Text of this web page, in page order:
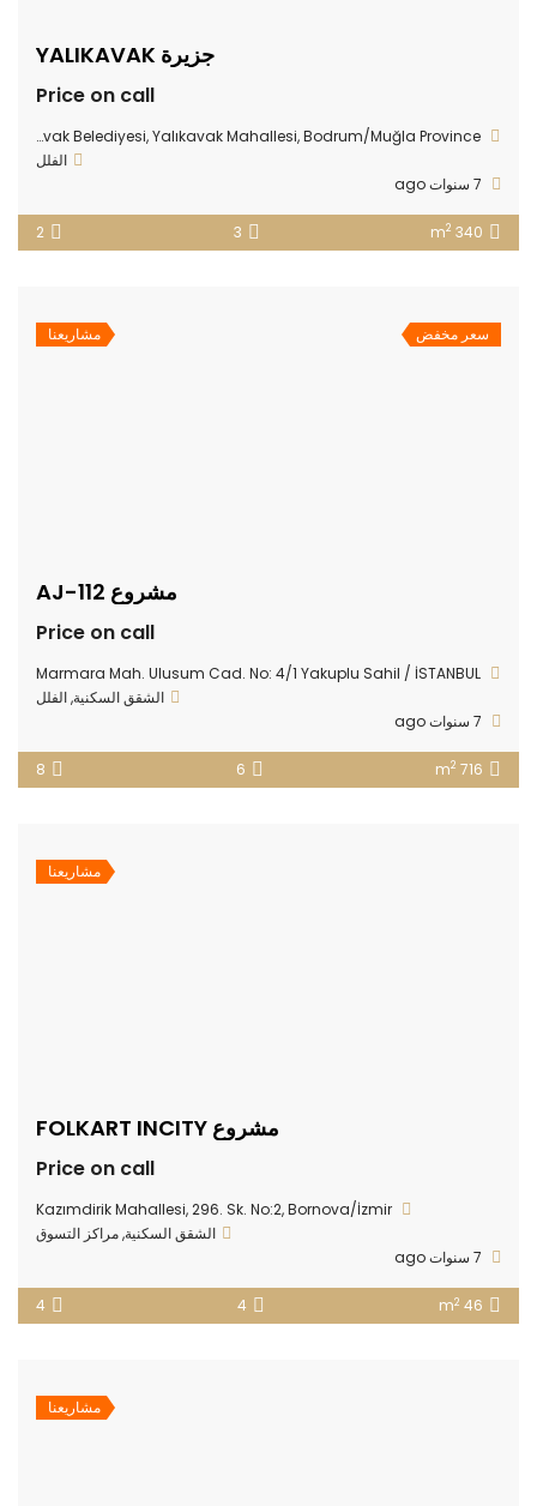
جزيرة YALIKAVAK
Price on call
47FW+CH Yalıkavak Belediyesi, Yalıkavak Mahallesi, Bodrum/Muğla Province
الفلل
340 m
2
3
2
سعر مخفض مشاريعنا
مشروع AJ-112
Price on call
Marmara Mah. Ulusum Cad. No: 4/1 Yakuplu Sahil / İSTANBUL
الشقق السكنية,الفلل
716 m
2
6
8
مشاريعنا
مشروع FOLKART INCITY
Price on call
Kazımdirik Mahallesi, 296. Sk. No:2, Bornova/İzmir
الشقق السكنية,مراكز التسوق
46 m
2
4
4
مشاريعنا